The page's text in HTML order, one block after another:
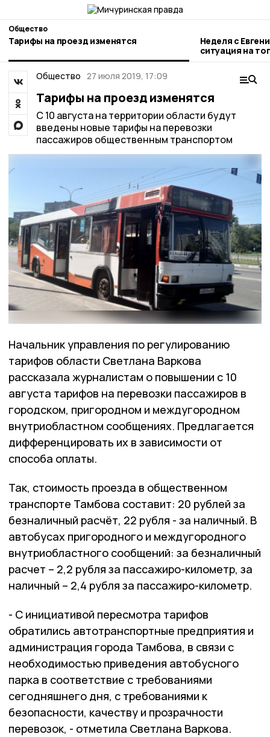
Общество
Тарифы на проезд изменятся
Неделя с
ситуация на
городе и
Общество 27 июля 2019, 17:09
Тарифы на проезд изменятся
С 10 августа на территории области будут
введены новые тарифы на перевозки
пассажиров общественным транспортом
Начальник управления по регулированию
тарифов области Светлана Варкова
рассказала журналистам о повышении с 10
августа тарифов на перевозки пассажиров в
городском, пригородном и междугородном
внутриобластном сообщениях. Предлагается
дифференцировать их в зависимости от
способа оплаты.
Так, стоимость проезда в общественном
транспорте Тамбова составит: 20 рублей за
безналичный расчёт, 22 рубля - за наличный. В
автобусах пригородного и междугородного
внутриобластного сообщений: за безналичный
расчет – 2,2 рубля за пассажиро-километр, за
наличный – 2,4 рубля за пассажиро-километр.
- С инициативой пересмотра тарифов
обратились автотранспортные предприятия и
администрация города Тамбова, в связи с
необходимостью приведения автобусного
парка в соответствие с требованиями
сегодняшнего дня, с требованиями к
безопасности, качеству и прозрачности
перевозок, - отметила Светлана Варкова.